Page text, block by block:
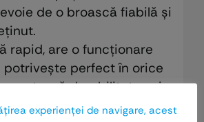
de o broască fiabilă și
rapid, are o funcționare
potrivește perfect în orice
contează durabilitatea și
experienţei de navigare, acest